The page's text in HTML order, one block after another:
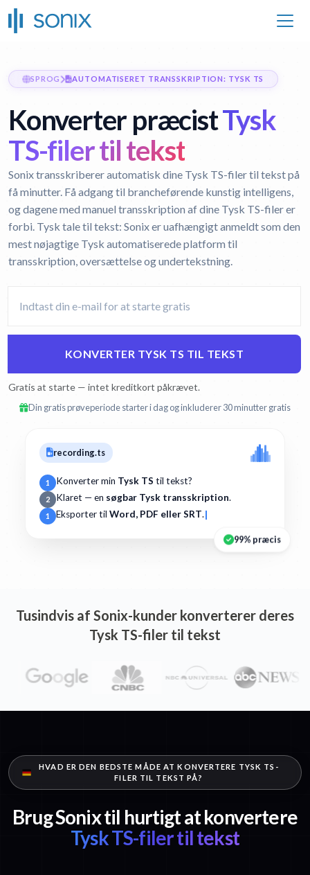
SPROG AUTOMATISERET TRANSSKRIPTION: TYSK TS
Konverter præcistTysk
TS-filer til tekst
Sonix transskriberer automatisk dine Tysk TS-filer til tekst på
få minutter. Få adgang til brancheførende kunstig intelligens,
og dagene med manuel transskription af dine Tysk TS-filer er
forbi. Tysk tale til tekst: Sonix er uafhængigt anmeldt som den
mest nøjagtige Tysk automatiserede platform til
transskription, oversættelse og undertekstning.
KONVERTER TYSK TS TIL TEKST
Gratis at starte — intet kreditkort påkrævet.
Din gratis prøveperiode starter i dag og inkluderer 30 minutter gratis
recording.ts
1 Konverter min Tysk TS til tekst?
2 Klaret — en søgbar Tysk transskription.
1 Eksporter til Word, PDF eller SRT.
99% præcis
Tusindvis af Sonix-kunder konverterer deres
Tysk TS-filer til tekst
HVAD ER DEN BEDSTE MÅDE AT KONVERTERE TYSK TS-
FILER TIL TEKST PÅ?
Brug Sonix til hurtigt at konvertere
Tysk TS-filer til tekst